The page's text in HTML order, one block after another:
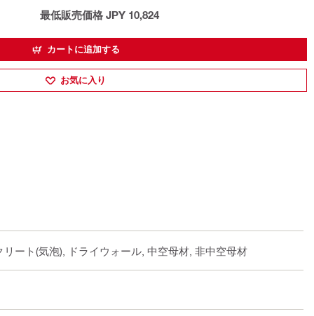
最低販売価格 JPY 10,824
カートに追加する
お気に入り
ート(気泡), ドライウォール, 中空母材, 非中空母材